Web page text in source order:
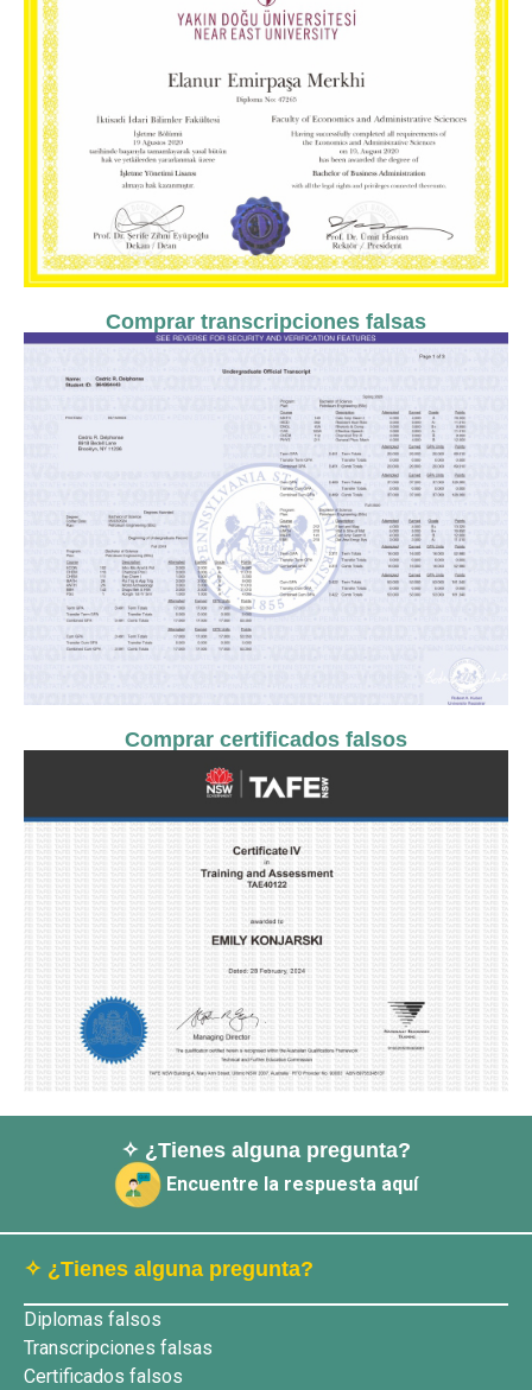
Comprar transcripciones falsas
Comprar certificados falsos
✧ ¿Tienes alguna pregunta?
Encuentre la respuesta aquí
✧ ¿Tienes alguna pregunta?
Diplomas falsos
Transcripciones falsas
Certificados falsos